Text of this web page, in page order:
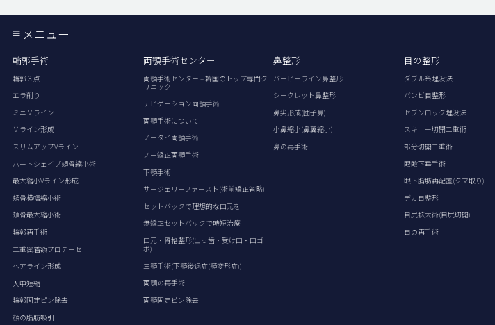
メニュー
輪郭手術
輪郭３点
エラ削り
ミニＶライン
Ｖライン形成
スリムアップVライン
ハートシェイプ頬骨縮小術
最大縮小Vライン形成
頬骨横幅縮小術
頬骨最大縮小術
輪郭再手術
二重密着額プロテーゼ
ヘアライン形成
人中短縮
輪郭固定ピン除去
顔の脂肪吸引
両顎手術センター
両顎手術センター – 韓国のトップ専門ク
リニック
ナビゲーション両顎手術
両顎手術について
ノータイ両顎手術
ノー矯正両顎手術
下顎手術
サージェリーファースト(術前矯正省略)
セットバックで理想的な口元を
無矯正セットバックで時短治療
口元・骨格整形(出っ歯・受け口・口ゴ
ボ)
三顎手術(下顎後退症(顎変形症))
両顎の再手術
両顎固定ピン除去
鼻整形
バービーライン鼻整形
シークレット鼻整形
鼻尖形成(団子鼻)
小鼻縮小(鼻翼縮小)
鼻の再手術
目の整形
ダブル糸埋没法
バンビ目整形
セブンロック埋没法
スキニー切開二重術
部分切開二重術
眼瞼下垂手術
眼下脂肪再配置(クマ取り)
デカ目整形
目尻拡大術(目尻切開)
目の再手術